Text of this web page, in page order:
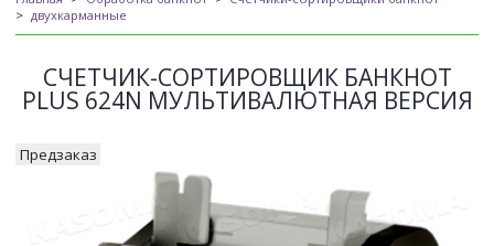
двухкарманные
СЧЕТЧИК-СОРТИРОВЩИК БАНКНОТ
PLUS 624N МУЛЬТИВАЛЮТНАЯ ВЕРСИЯ
Предзаказ